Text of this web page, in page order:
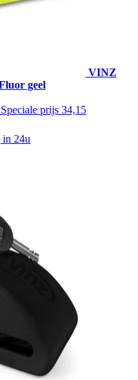
VINZ
geel
Speciale prijs 34,15
in 24u